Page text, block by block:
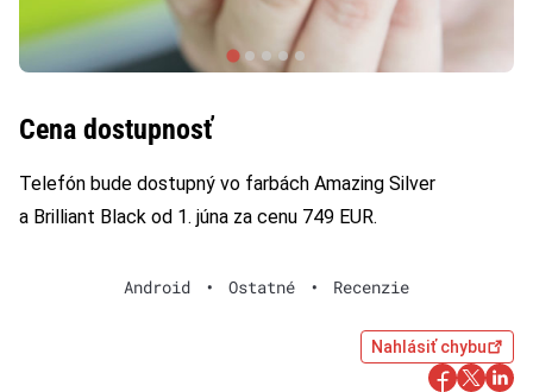
Cena dostupnosť
Telefón bude dostupný vo farbách Amazing Silver
a Brilliant Black od 1. júna za cenu 749 EUR.
Android • Ostatné • Recenzie
Nahlásiť chybu